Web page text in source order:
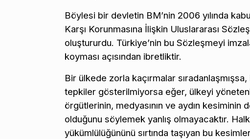
Böylesi bir devletin BM’nin 2006 yılında
Karşı Korunmasına İlişkin Uluslararası
oluştururdu. Türkiye’nin bu Sözleşmeyi
koyması açısından ibretliktir.
Bir ülkede zorla kaçırmalar
tepkiler gösterilmiyorsa eğer, ülkeyi
örgütlerinin, medyasının ve aydın
olduğunu söylemek yanlış olmayacaktır.
yükümlülüğününü sırtında taşıyan bu